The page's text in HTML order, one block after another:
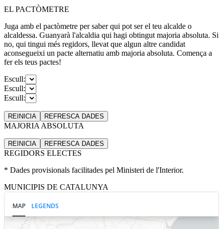
EL PACTÒMETRE
Juga amb el pactòmetre per saber qui pot ser el teu alcalde o
alcaldessa. Guanyarà l'alcaldia qui hagi obtingut majoria absoluta. Si
no, qui tingui més regidors, llevat que algun altre candidat
aconsegueixi un pacte alternatiu amb majoria absoluta. Comença a
fer els teus pactes!
Escull:
Escull:
Escull:
REINICIA REFRESCA DADES
MAJORIA ABSOLUTA
REINICIA REFRESCA DADES
REGIDORS ELECTES
* Dades provisionals facilitades pel Ministeri de l'Interior.
MUNICIPIS DE CATALUNYA